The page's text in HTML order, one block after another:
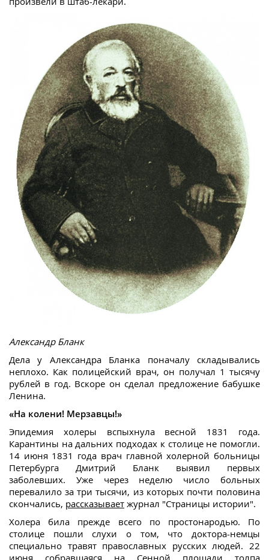
Александр Бланк
Дела у Александра Бланка поначалу складывались
неплохо. Как полицейский врач, он получал 1 тысячу
рублей в год. Вскоре он сделал предложение бабушке
Ленина.
«На колени! Мерзавцы!»
Эпидемия холеры вспыхнула весной 1831 года.
Карантины на дальних подходах к столице не помогли.
14 июня 1831 года врач главной холерной больницы
Петербурга Дмитрий Бланк выявил первых
заболевших. Уже через неделю число больных
перевалило за три тысячи, из которых почти половина
скончались, рассказывает журнал "Страницы истории".
Холера била прежде всего по простонародью. По
столице пошли слухи о том, что доктора-немцы
специально травят православных русских людей. 22